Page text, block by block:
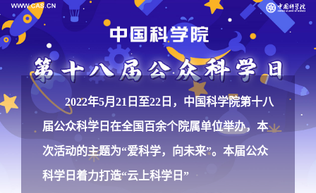
2022年5月21日至22日，中国科学院第十八
届公众科学日在全国百余个院属单位举办，本
次活动的主题为“爱科学，向未来”。本届公众
科学日着力打造“云上科学日”